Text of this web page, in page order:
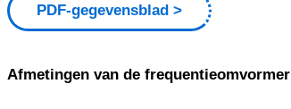
PDF-gegevensblad
Afmetingen van de frequentieomvormer